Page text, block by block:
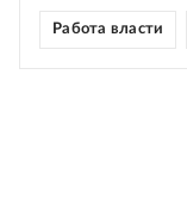
Работа власти